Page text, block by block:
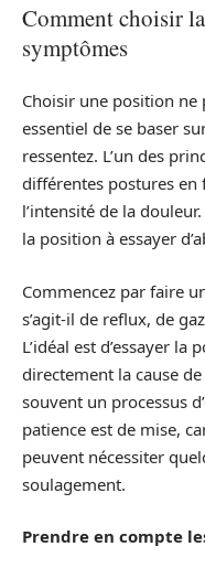
Comment choisir
symptômes
Choisir une position ne
essentiel de se baser
ressentez. L’un des
différentes postures en
l’intensité de la
la position à essayer
Commencez par faire
s’agit-il de reflux, de
L’idéal est d’essayer
directement la cause
souvent un processus
patience est de mise,
peuvent nécessiter
soulagement.
Prendre en compte